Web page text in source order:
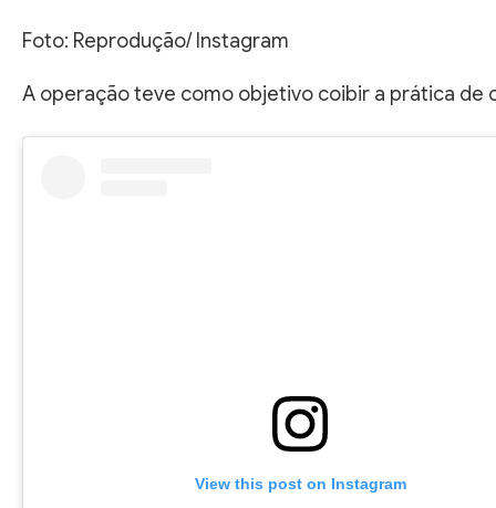
Foto: Reprodução/ Instagram
A operação teve como objetivo coibir a prática de
View this post on Instagram